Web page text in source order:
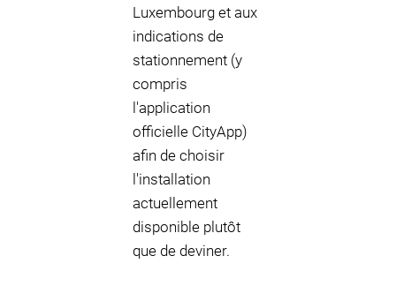
Luxembourg et aux
indications de
stationnement (y
compris
l'application
officielle CityApp)
afin de choisir
l'installation
actuellement
disponible plutôt
que de deviner.